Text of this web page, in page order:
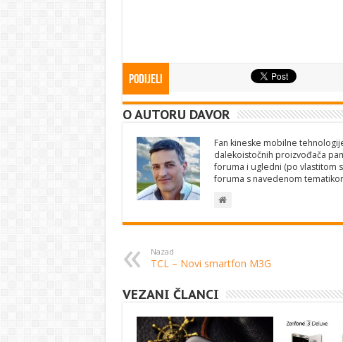
Podijeli
O AUTORU DAVOR
Fan kineske mobilne
dalekoistočnih proizvođača
foruma i ugledni (po vlastitom
foruma s navedenom
Nazad
TCL – Novi smartfon M3G
VEZANI ČLANCI